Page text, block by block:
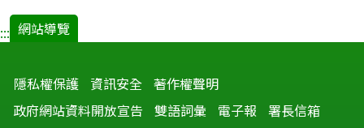
::: 網站導覽
隱私權保護 資訊安全 著作權聲明
政府網站資料開放宣告
雙語詞彙 電子報 署長信箱